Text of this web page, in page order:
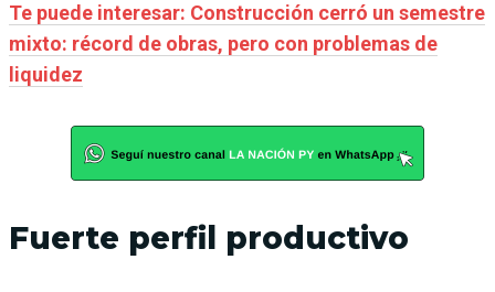
Te puede interesar: Construcción cerró un semestre
mixto: récord de obras, pero con problemas de
liquidez
Fuerte perfil productivo